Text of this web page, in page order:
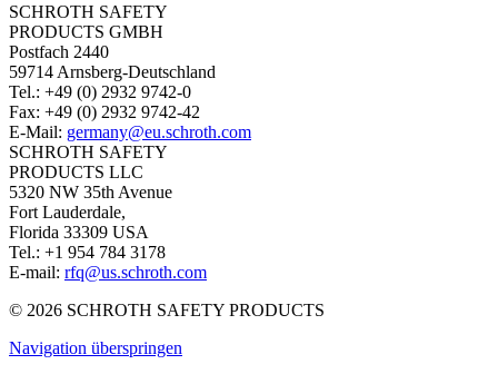
SCHROTH SAFETY
PRODUCTS GMBH
Postfach 2440
59714 Arnsberg-Deutschland
Tel.: +49 (0) 2932 9742-0
Fax: +49 (0) 2932 9742-42
E-Mail: germany@eu.schroth.com
SCHROTH SAFETY
PRODUCTS LLC
5320 NW 35th Avenue
Fort Lauderdale,
Florida 33309 USA
Tel.: +1 954 784 3178
E-mail: rfq@us.schroth.com
© 2026 SCHROTH SAFETY PRODUCTS
Navigation überspringen